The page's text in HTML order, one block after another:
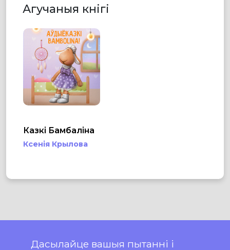
Агучаныя кнігі
Казкі Бамбаліна
Ксенія Крылова
Дасылайце вашыя пытанні і